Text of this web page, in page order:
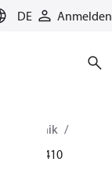
DE Anmelden
114F1410